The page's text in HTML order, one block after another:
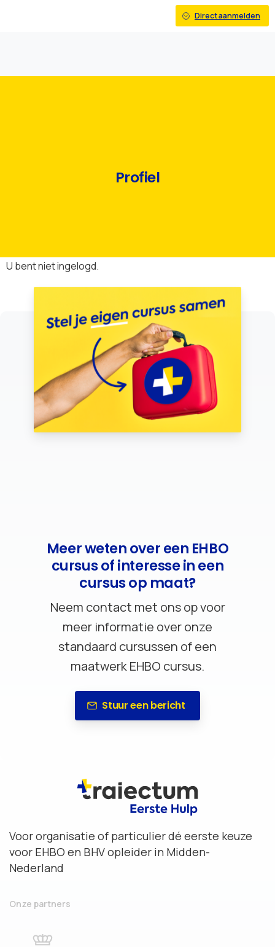
Direct aanmelden
Profiel
U bent niet ingelogd.
Meer weten over een EHBO
cursus of interesse in een
cursus op maat?
Neem contact met ons op voor
meer informatie over onze
standaard cursussen of een
maatwerk EHBO cursus.
Stuur een bericht
Voor organisatie of particulier dé eerste keuze
voor EHBO en BHV opleider in Midden-
Nederland
Onze partners